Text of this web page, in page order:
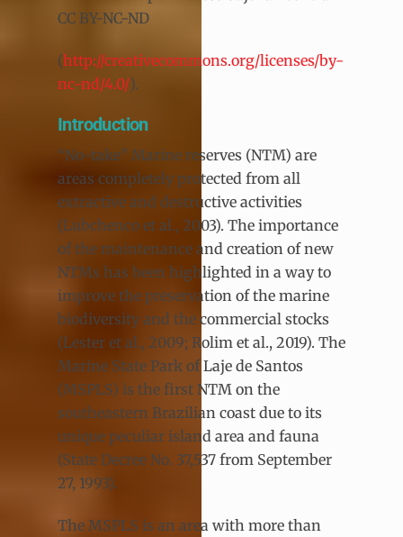
CC BY-NC-ND
(http://creativecommons.org/licenses/by-
nc-nd/4.0/).
Introduction
“No-take” Marine reserves (NTM) are
areas completely protected from all
extractive and destructive activities
(Lubchenco et al., 2003). The importance
of the maintenance and creation of new
NTMs has been highlighted in a way to
improve the preservation of the marine
biodiversity and the commercial stocks
(Lester et al., 2009; Rolim et al., 2019). The
Marine State Park of Laje de Santos
(MSPLS) is the first NTM on the
southeastern Brazilian coast due to its
unique peculiar island area and fauna
(State Decree No. 37,537 from September
27, 1993).
The MSPLS is an area with more than